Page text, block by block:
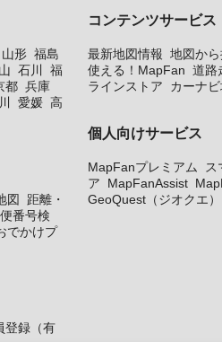
山形 福島
石川
福
都 兵庫
愛媛 高
図
距離・
番号検
でかけプ
登録（有
コンテンツサービス
最新地図情報 地図から
使える！MapFan 道路
ラインストア
カーナ
個人向けサービス
MapFanプレミアム
ス
ア
MapFanAssist
GeoQuest（ジオクエ）